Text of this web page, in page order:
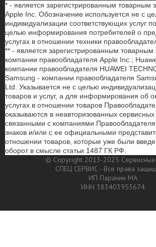
* - является зарегистрированным товарным
Apple Inc. Обозначение используется не с
индивидуализации соответствующих услуг
целью информирования потребителей о
услугах в отношении техники
** - является зарегистрированным товарным
компании правообладателя Apple Inc.;
компании правообладателя HUAWEI
Samsung - компании правообладателя
Ltd. Указывается не с целью
товаров и услуг, а для информирования об
услугах в отношении товаров
оказываются в неавторизованных
связанными с компаниями
знаков и/или с ее официальными
отношении товаров, которые уже были
оборот в смысле статьи 1487 ГК РФ.
© Copyright 2013-2025
СПЕЦ СЕРВИС - Все права
ИП Паранин МА
ИНН 383403953674